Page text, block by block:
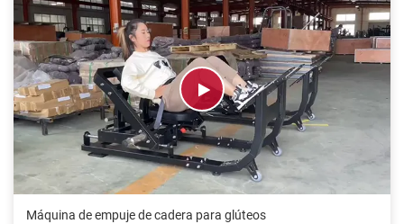
Máquina de empuje de cadera para glúteos